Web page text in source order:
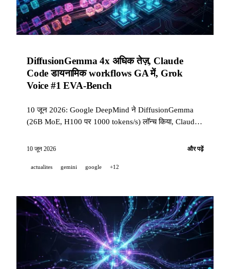
DiffusionGemma 4x अधिक तेज़, Claude
Code डायनामिक workflows GA में, Grok
Voice #1 EVA-Bench
10 जून 2026: Google DeepMind ने DiffusionGemma
(26B MoE, H100 पर 1000 tokens/s) लॉन्च किया, Claude
डायनामिक workflows को GA में ले गया, और Grok Voice
की।
10 जून 2026 और पढ़ें
actualites gemini google +12